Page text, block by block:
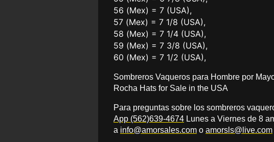
56 (Mex) = 7 (USA),
57 (Mex) = 7 1/8 (USA),
58 (Mex) = 7 1/4 (USA),
59 (Mex) = 7 3/8 (USA),
60 (Mex) = 7 1/2 (USA),
Sombreros Vaqueros para Hombre por
Rocha Hats for Sale in the USA
Para preguntas sobre los sombreros
App (562)639-4674 Lunes a Viernes de 8
a info@amorsales.com o amorsls@live.com